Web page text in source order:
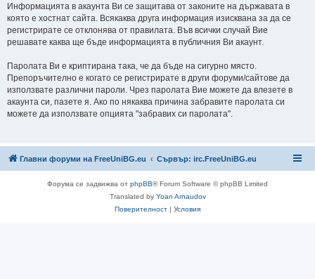
Информацията в акаунта Ви се защитава от законите на държавата в
която е хостнат сайта. Всякаква друга информация изисквана за да се
регистрирате се отклонява от правилата. Във всички случай Вие
решавате каква ще бъде информацията в публичния Ви акаунт.
Паролата Ви е криптирана така, че да бъде на сигурно място.
Препоръчително е когато се регистрирате в други форуми/сайтове да
използвате различни пароли. Чрез паролата Вие можете да влезете в
акаунта си, пазете я. Ако по някаква причина забравите паролата си
можете да използвате опцията "забравих си паролата".
Главни форуми на FreeUniBG.eu Сървър: irc.FreeUniBG.eu
Форума се задвижва от phpBB® Forum Software © phpBB Limited
Translated by Yoan Arnaudov
Поверителност | Условия